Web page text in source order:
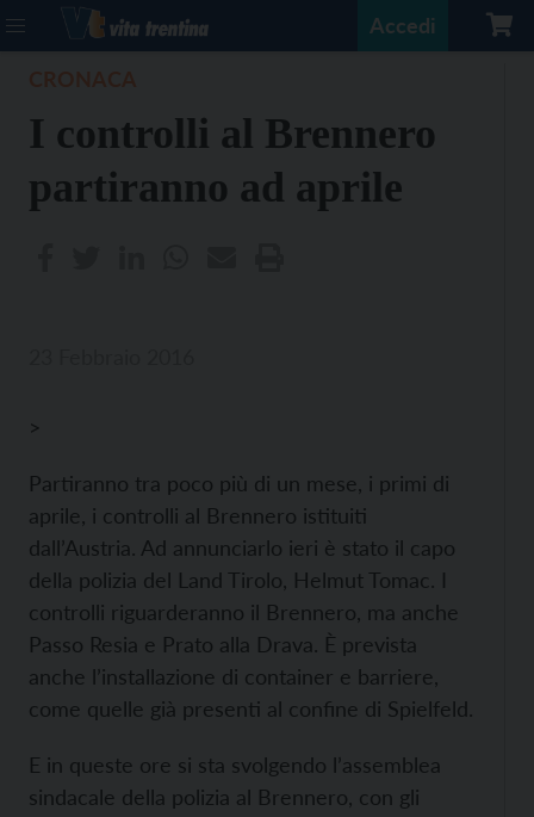
Accedi
I controlli al Brennero
partiranno ad aprile
>
Partiranno tra poco più di un mese, i primi di
aprile, i controlli al Brennero istituiti
dall’Austria. Ad annunciarlo ieri è stato il capo
della polizia del Land Tirolo, Helmut Tomac. I
controlli riguarderanno il Brennero, ma anche
Passo Resia e Prato alla Drava. È prevista
anche l’installazione di container e barriere,
come quelle già presenti al confine di Spielfeld.
E in queste ore si sta svolgendo l’assemblea
sindacale della polizia al Brennero, con gli